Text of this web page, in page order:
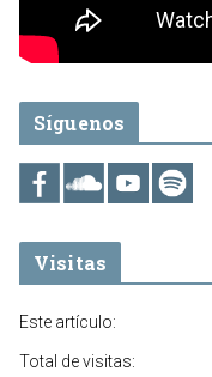
Síguenos
Visitas
Este artículo:
Total de visitas: